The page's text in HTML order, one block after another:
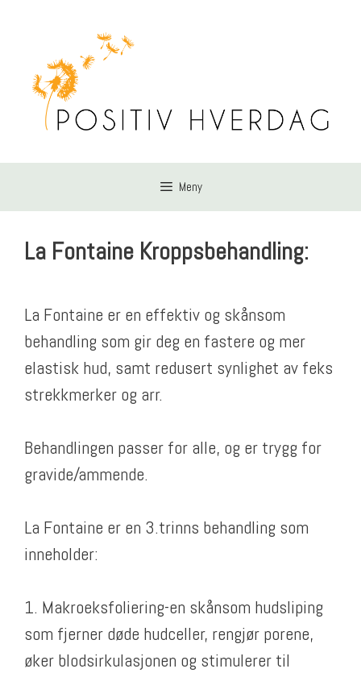
innhold
Meny
La Fontaine Kroppsbehandling:
La Fontaine er en effektiv og skånsom
behandling som gir deg en fastere og mer
elastisk hud, samt redusert synlighet av feks
strekkmerker og arr.
Behandlingen passer for alle, og er trygg for
gravide/ammende.
La Fontaine er en 3.trinns behandling som
inneholder:
1. Makroeksfoliering-en skånsom hudsliping
som fjerner døde hudceller, rengjør porene,
øker blodsirkulasjonen og stimulerer til